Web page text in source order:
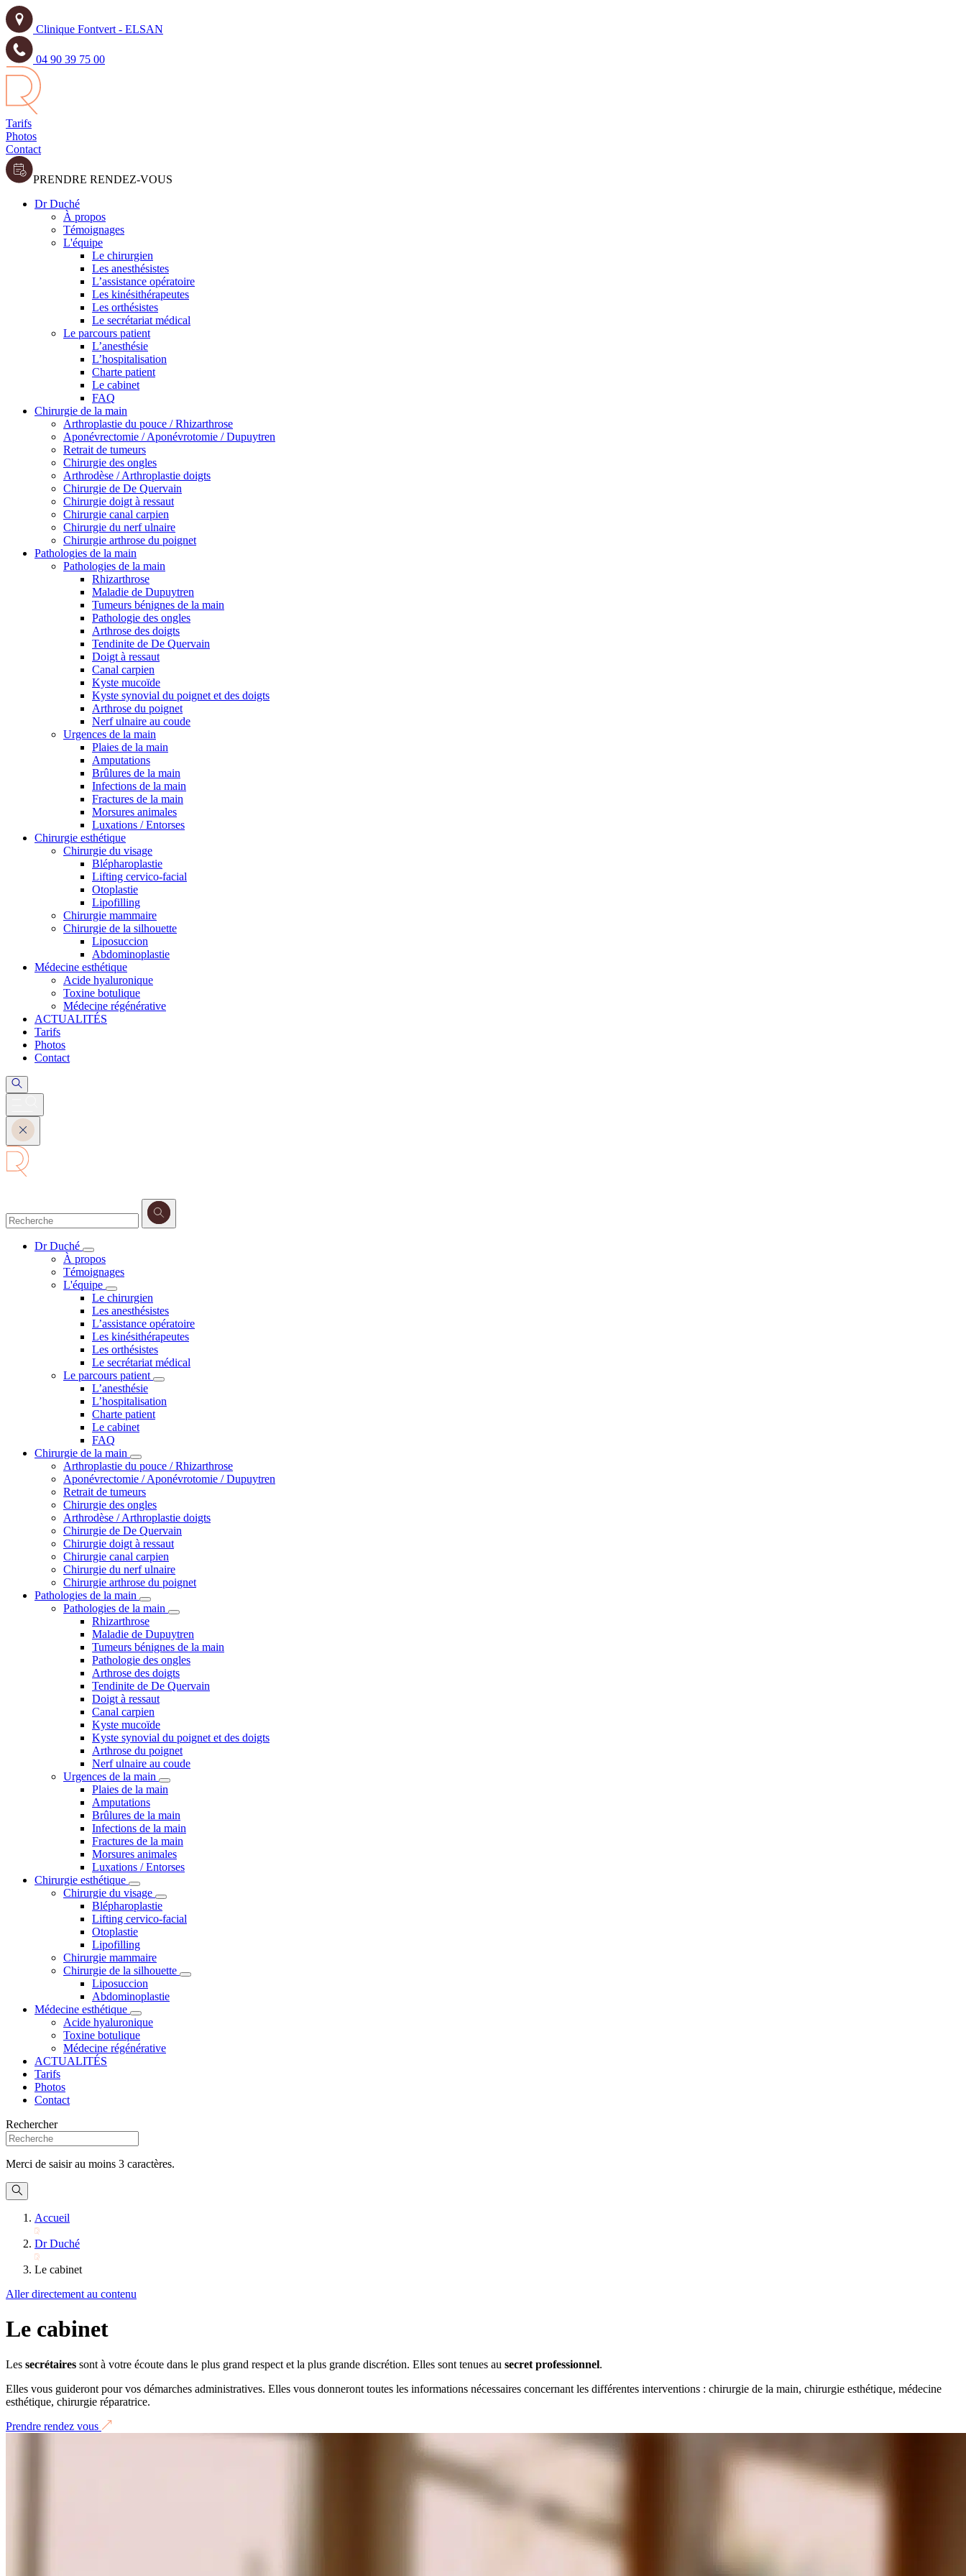
Clinique Fontvert - ELSAN
04 90 39 75 00
Tarifs
Photos
Contact
PRENDRE RENDEZ-VOUS
Dr Duché
À propos
Témoignages
L'équipe
Le chirurgien
Les anesthésistes
L’assistance opératoire
Les kinésithérapeutes
Les orthésistes
Le secrétariat médical
Le parcours patient
L’anesthésie
L’hospitalisation
Charte patient
Le cabinet
FAQ
Chirurgie de la main
Arthroplastie du pouce / Rhizarthrose
Aponévrectomie / Aponévrotomie / Dupuytren
Retrait de tumeurs
Chirurgie des ongles
Arthrodèse / Arthroplastie doigts
Chirurgie de De Quervain
Chirurgie doigt à ressaut
Chirurgie canal carpien
Chirurgie du nerf ulnaire
Chirurgie arthrose du poignet
Pathologies de la main
Pathologies de la main
Rhizarthrose
Maladie de Dupuytren
Tumeurs bénignes de la main
Pathologie des ongles
Arthrose des doigts
Tendinite de De Quervain
Doigt à ressaut
Canal carpien
Kyste mucoïde
Kyste synovial du poignet et des doigts
Arthrose du poignet
Nerf ulnaire au coude
Urgences de la main
Plaies de la main
Amputations
Brûlures de la main
Infections de la main
Fractures de la main
Morsures animales
Luxations / Entorses
Chirurgie esthétique
Chirurgie du visage
Blépharoplastie
Lifting cervico-facial
Otoplastie
Lipofilling
Chirurgie mammaire
Chirurgie de la silhouette
Liposuccion
Abdominoplastie
Médecine esthétique
Acide hyaluronique
Toxine botulique
Médecine régénérative
ACTUALITÉS
Tarifs
Photos
Contact
Dr Duché
À propos
Témoignages
L'équipe
Le chirurgien
Les anesthésistes
L’assistance opératoire
Les kinésithérapeutes
Les orthésistes
Le secrétariat médical
Le parcours patient
L’anesthésie
L’hospitalisation
Charte patient
Le cabinet
FAQ
Chirurgie de la main
Arthroplastie du pouce / Rhizarthrose
Aponévrectomie / Aponévrotomie / Dupuytren
Retrait de tumeurs
Chirurgie des ongles
Arthrodèse / Arthroplastie doigts
Chirurgie de De Quervain
Chirurgie doigt à ressaut
Chirurgie canal carpien
Chirurgie du nerf ulnaire
Chirurgie arthrose du poignet
Pathologies de la main
Pathologies de la main
Rhizarthrose
Maladie de Dupuytren
Tumeurs bénignes de la main
Pathologie des ongles
Arthrose des doigts
Tendinite de De Quervain
Doigt à ressaut
Canal carpien
Kyste mucoïde
Kyste synovial du poignet et des doigts
Arthrose du poignet
Nerf ulnaire au coude
Urgences de la main
Plaies de la main
Amputations
Brûlures de la main
Infections de la main
Fractures de la main
Morsures animales
Luxations / Entorses
Chirurgie esthétique
Chirurgie du visage
Blépharoplastie
Lifting cervico-facial
Otoplastie
Lipofilling
Chirurgie mammaire
Chirurgie de la silhouette
Liposuccion
Abdominoplastie
Médecine esthétique
Acide hyaluronique
Toxine botulique
Médecine régénérative
ACTUALITÉS
Tarifs
Photos
Contact
Rechercher
Merci de saisir au moins 3 caractères.
Accueil
Dr Duché
Le cabinet
Aller directement au contenu
Le cabinet
Les secrétaires sont à votre écoute dans le plus grand respect et la plus grande discrétion. Elles sont tenues au secret professionnel.
Elles vous guideront pour vos démarches administratives. Elles vous donneront toutes les informations nécessaires concernant les différentes interventions : chirurgie de la main, chirurgie esthétique, médecine
esthétique, chirurgie réparatrice.
Prendre rendez vous